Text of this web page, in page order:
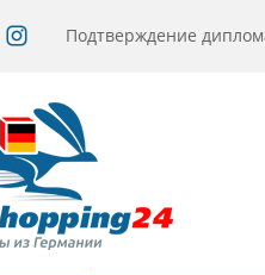
Подтверждение